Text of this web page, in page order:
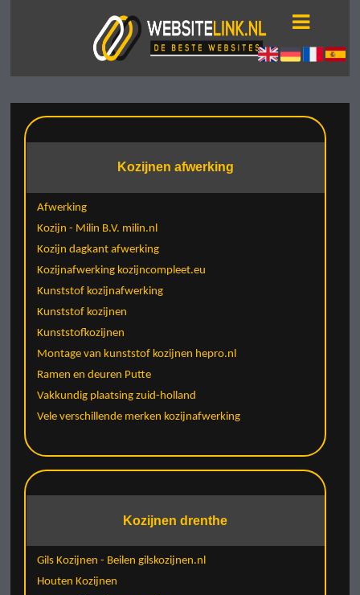
Kozijnen afwerking
Afwerking
Kozijn - Milin B.V. milin.nl
Kozijn dagkant afwerking
Kozijnafwerking kozijncompleet.eu
Kunststof kozijnafwerking
Kunststof kozijnen
Kunststofkozijnen
Montage van kunststof kozijnen hepro.nl
Ramen en deuren Putte
Vakkundig plaatsing zuid-holland
Vele verschillende merken kozijnafwerking
Kozijnen drenthe
Gils Kozijnen - Beilen gilskozijnen.nl
Houten Kozijnen